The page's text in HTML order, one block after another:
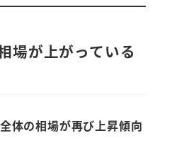
場が上がっている
体の相場が再び上昇傾向